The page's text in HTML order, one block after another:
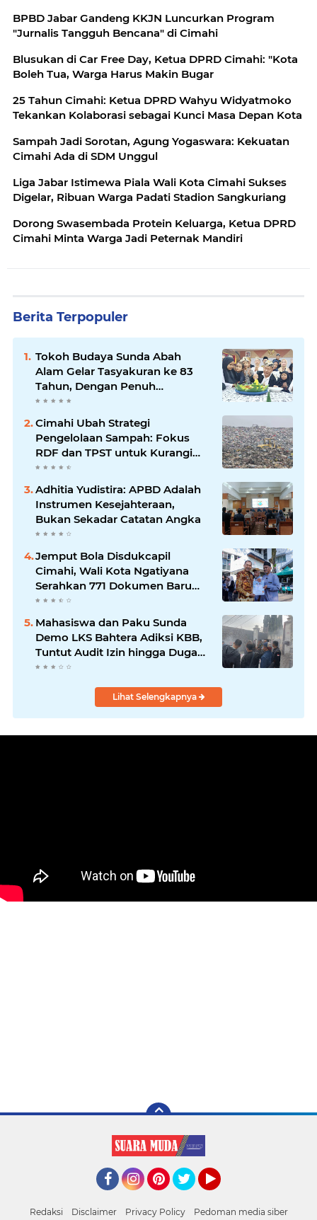
BPBD Jabar Gandeng KKJN Luncurkan Program
"Jurnalis Tangguh Bencana" di Cimahi
Blusukan di Car Free Day, Ketua DPRD Cimahi: "Kota
Boleh Tua, Warga Harus Makin Bugar
25 Tahun Cimahi: Ketua DPRD Wahyu Widyatmoko
Tekankan Kolaborasi sebagai Kunci Masa Depan Kota
Sampah Jadi Sorotan, Agung Yogaswara: Kekuatan
Cimahi Ada di SDM Unggul
Liga Jabar Istimewa Piala Wali Kota Cimahi Sukses
Digelar, Ribuan Warga Padati Stadion Sangkuriang
Dorong Swasembada Protein Keluarga, Ketua DPRD
Cimahi Minta Warga Jadi Peternak Mandiri
Berita Terpopuler
Tokoh Budaya Sunda Abah
Alam Gelar Tasyakuran ke 83
Tahun, Dengan Penuh
Kehangatan
Cimahi Ubah Strategi
Pengelolaan Sampah: Fokus
RDF dan TPST untuk Kurangi
Ketergantungan TPA
Adhitia Yudistira: APBD Adalah
Instrumen Kesejahteraan,
Bukan Sekadar Catatan Angka
Jemput Bola Disdukcapil
Cimahi, Wali Kota Ngatiyana
Serahkan 771 Dokumen Baru
untuk Warga Terdampak Ganti
Nama Jalan
Mahasiswa dan Paku Sunda
Demo LKS Bahtera Adiksi KBB,
Tuntut Audit Izin hingga Dugaan
Tarif Tetap Rehabilitasi
Lihat Selengkapnya
Redaksi Disclaimer Privacy Policy Pedoman media siber